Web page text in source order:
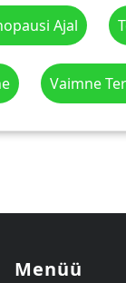
Ajal
Vaimne
Menüü